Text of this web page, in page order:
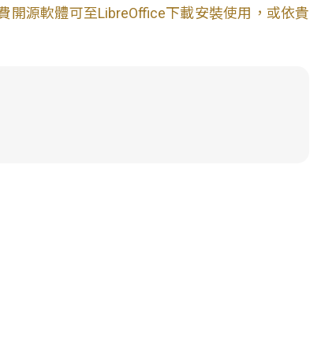
開源軟體可至LibreOffice下載安裝使用，或依貴